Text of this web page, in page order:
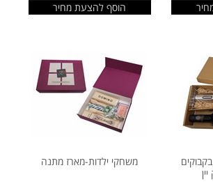
הוסף להצעת מחיר
משחקי ילדות-מארז מתנה